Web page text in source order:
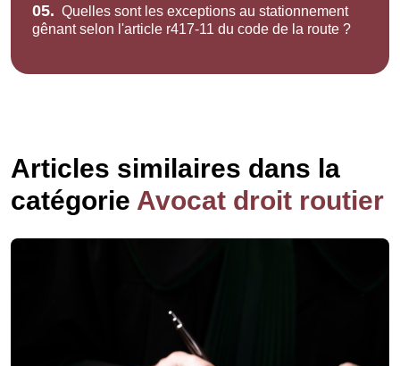
05. Quelles sont les exceptions au stationnement
gênant selon l'article r417-11 du code de la route ?
Articles similaires dans la
catégorie Avocat droit routier